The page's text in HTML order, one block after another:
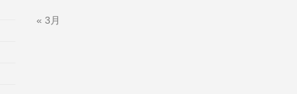
« 3月